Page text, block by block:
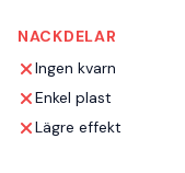
NACKDELAR
Ingen kvarn
Enkel plast
Lägre effekt